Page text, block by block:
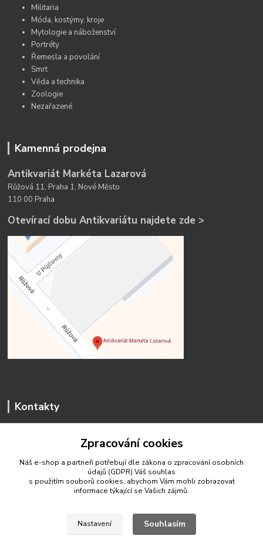
Militaria
Móda, kostýmy, kroje
Mytologie a náboženství
Portréty
Řemesla a povolání
Smrt
Věda a technika
Zoologie
Nezařazené
Kamenná prodejna
Antikvariát Markéta Lazarová
Růžová 11, Praha 1, Nové Město
110 00 Praha
Otevírací dobu Antikvariátu najdete zde >
Kontakty
antikvariat.marketa.lazarova@gmail.com
Zpracování cookies
Náš e-shop a partneři potřebují dle zákona o zpracování osobních
údajů (GDPR) Váš souhlas
s použitím souborů cookies, abychom Vám mohli zobrazovat
informace týkající se Vašich zájmů.
Nastavení Souhlasím